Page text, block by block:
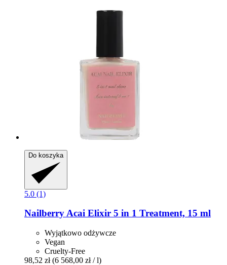
Do koszyka
5.0 (1)
NailberryAcai Elixir 5 in 1 Treatment, 15 ml
Wyjątkowo odżywcze
Vegan
Cruelty-Free
98,52 zł (6 568,00 zł / l)